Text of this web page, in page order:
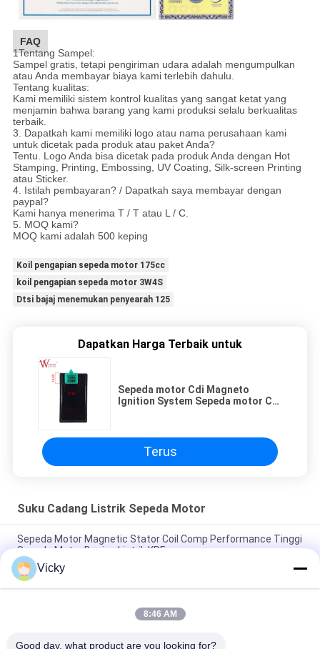
FAQ
1Tentang Sampel:
Sampel gratis, tetapi pengiriman udara adalah mengumpulkan
atau Anda membayar biaya kami terlebih dahulu.
Tentang kualitas:
Kami memiliki sistem kontrol kualitas yang sangat ketat yang
menjamin bahwa barang yang kami produksi selalu berkualitas
terbaik.
3. Dapatkah kami memiliki logo atau nama perusahaan kami
untuk dicetak pada produk atau paket Anda?
Tentu. Logo Anda bisa dicetak pada produk Anda dengan Hot
Stamping, Printing, Embossing, UV Coating, Silk-screen Printing
atau Sticker.
4. Istilah pembayaran? / Dapatkah saya membayar dengan
paypal?
Kami hanya menerima T / T atau L / C.
5. MOQ kami?
MOQ kami adalah 500 keping
Koil pengapian sepeda motor 175cc
koil pengapian sepeda motor 3W4S
Dtsi bajaj menemukan penyearah 125
Dapatkan Harga Terbaik untuk
Sepeda motor Cdi Magneto
Ignition System Sepeda motor Cdi
Terus
Suku Cadang Listrik Sepeda Motor
Sepeda Motor Magnetic Stator Coil Comp Performance Tinggi
Sepeda Motor Bagian Listrik KRF
Konektor Relay Sepeda Motor Listrik Kriss 100 untuk Pembeli
B2B Kinerja Baik Pria 6.3mm
Relay pemutar listrik sepeda motor untuk NOUVO Pin konektor
Vicky
8:46 AM
Good day, what product are you looking for?